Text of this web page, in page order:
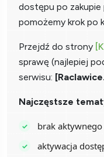
dostępu po
pomożemy krok po
Przejdź do strony
sprawę (najlepiej
serwisu:
Najczęstsze
brak
aktywacja